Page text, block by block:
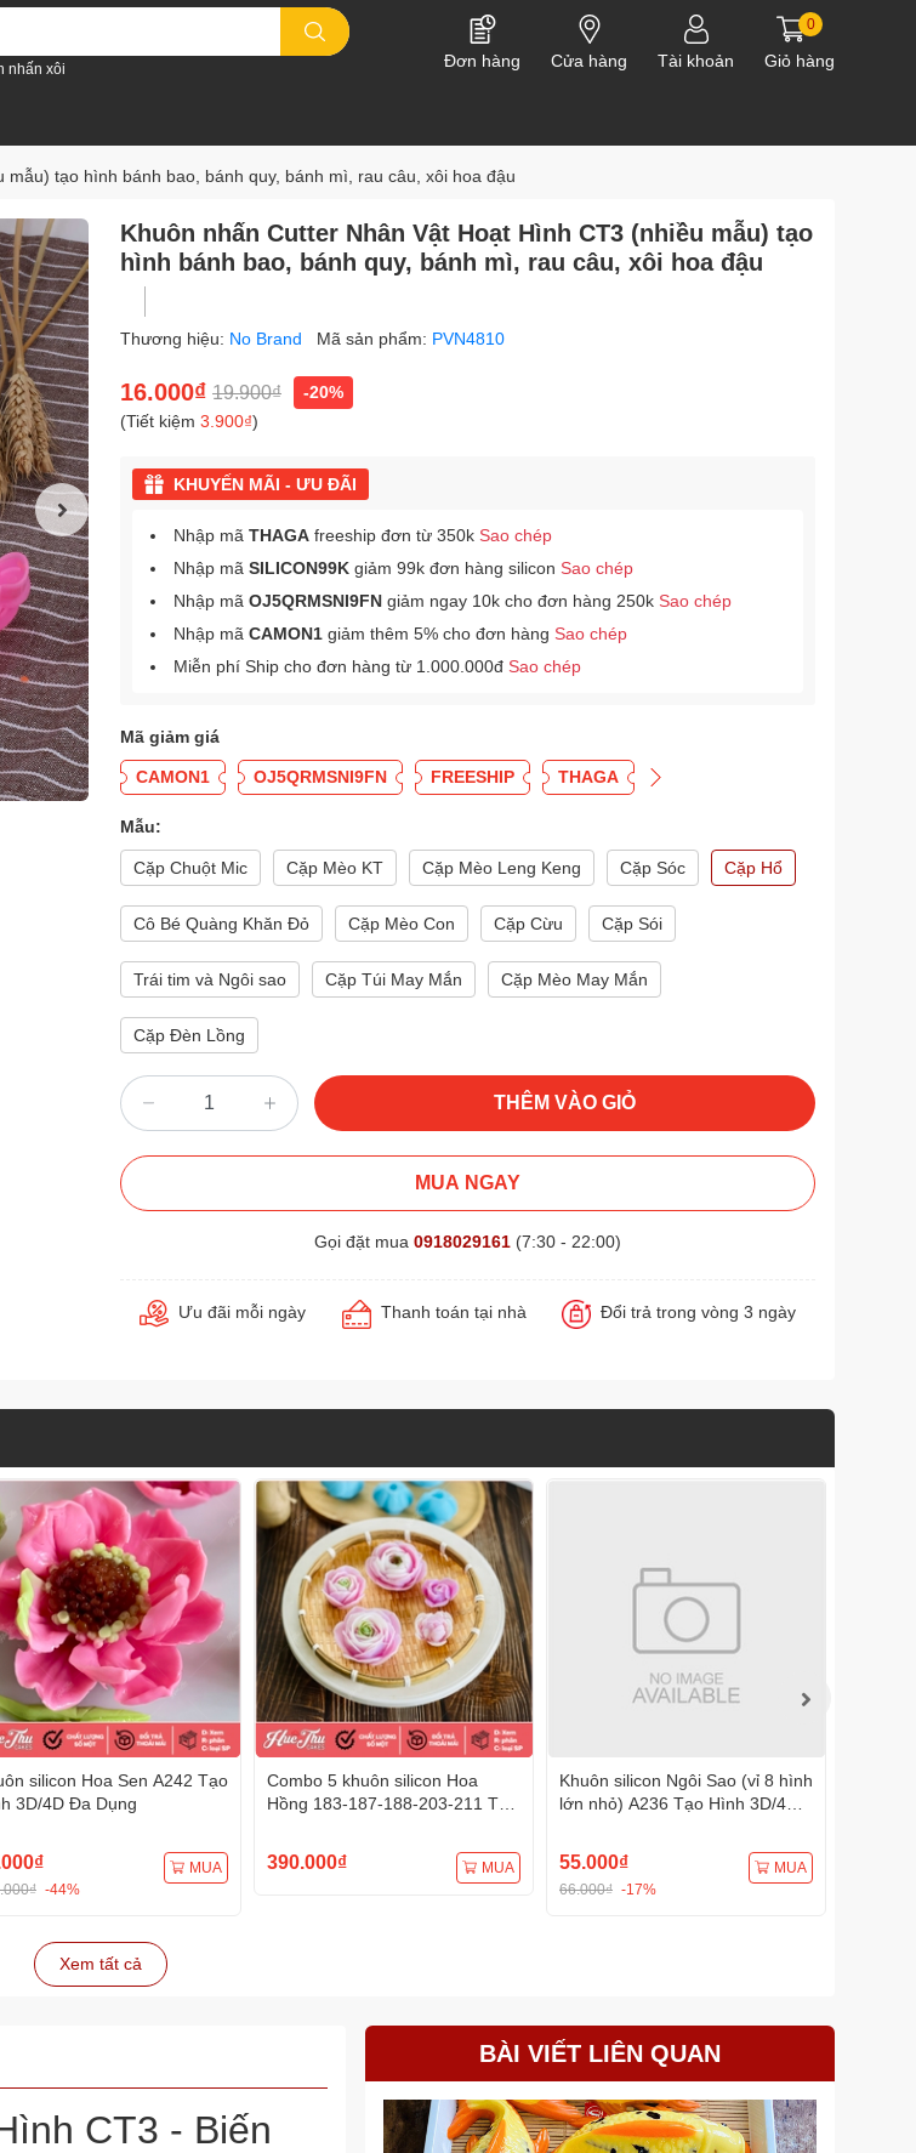
nhấn xôi Đơn hàng Cửa hàng Tài khoản
0
Giỏ hàng
tạo hình bánh bao, bánh quy, bánh mì, rau câu, xôi hoa đậu
Khuôn nhấn Cutter Nhân Vật Hoạt Hình CT3 (nhiều mẫu) tạo
hình bánh bao, bánh quy, bánh mì, rau câu, xôi hoa đậu
Thương hiệu: No Brand Mã sản phẩm: PVN4810
16.000₫ 19.900₫
-20%
(Tiết kiệm 3.900₫)
KHUYẾN MÃI - ƯU ĐÃI
Nhập mã THAGA freeship đơn từ 350k Sao chép
Nhập mã SILICON99K giảm 99k đơn hàng silicon Sao chép
Nhập mã OJ5QRMSNI9FN giảm ngay 10k cho đơn hàng 250k Sao chép
Nhập mã CAMON1 giảm thêm 5% cho đơn hàng Sao chép
Miễn phí Ship cho đơn hàng từ 1.000.000đ Sao chép
Mã giảm giá
CAMON1 OJ5QRMSNI9FN FREESHIP THAGA
Mẫu:
Cặp Chuột Mic Cặp Mèo KT Cặp Mèo Leng Keng Cặp Sóc Cặp Hổ
Cô Bé Quàng Khăn Đỏ Cặp Mèo Con Cặp Cừu Cặp Sói
Trái tim và Ngôi sao Cặp Túi May Mắn Cặp Mèo May Mắn
Cặp Đèn Lồng
THÊM VÀO GIỎ
MUA NGAY
Gọi đặt mua 0918029161 (7:30 - 22:00)
Ưu đãi mỗi ngày Thanh toán tại nhà Đổi trả trong vòng 3 ngày
silicon Hoa Sen A242 Tạo
3D/4D Đa Dụng
-44%
MUA
Combo 5 khuôn silicon Hoa
Hồng 183-187-188-203-211 Tạo
390.000₫ MUA
Khuôn silicon Ngôi Sao (vỉ 8 hình
lớn nhỏ) A236 Tạo Hình 3D/4D
55.000₫
66.000₫ -17%
MUA
Xem tất cả
CT3 - Biến
BÀI VIẾT LIÊN QUAN